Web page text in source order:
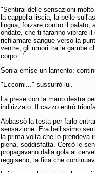
"Sentirai delle sensazioni
la cappella liscia, la pelle
lingua, forzare contro il palato,
ondate, che ti faranno vibrare
richiamare sangue verso la
ventre, gli umori tra le gambe
corpo..."
Sonia emise un lamento;
"Eccomi..." sussurrò lui.
La prese con la mano destra
indirizzato. Il cazzo entrò
Abbassò la testa per farlo
sensazione. Era bellissimo
la prima volta che lo
piena, soddisfatta. Cercò le
propagavano dalla gola al
reggiseno, la fica che